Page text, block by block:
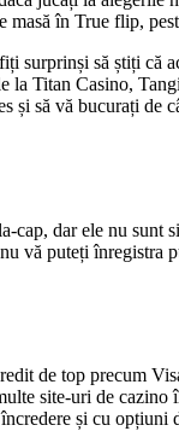
în True flip,
surprinși să știți că
Titan Casino,
să vă bucurați de
dar ele nu sunt
vă puteți înregistra
de top precum
site-uri de cazino
și cu opțiuni